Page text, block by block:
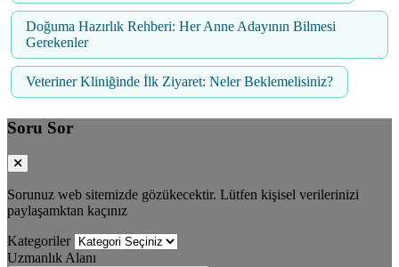
Doğuma Hazırlık Rehberi: Her Anne Adayının Bilmesi
Gerekenler
Veteriner Kliniğinde İlk Ziyaret: Neler Beklemelisiniz?
Soru Sor
Sorunuz web sitemizde gözükecektir. Lütfen kişisel verilerinizi
paylaşamktan kaçınız
Kategoriler
Uzmanlık Alanı